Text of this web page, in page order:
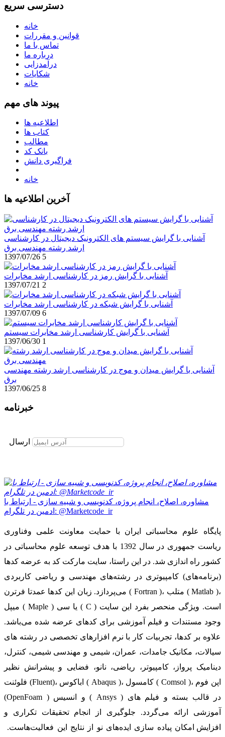
دسترسی سریع
خانه
قوانین و مقررات
تماس با ما
درباره ما
درآمدزایی
شکایات
خانه
پیوند های مهم
اطلاعیه ها
کتاب ها
مطالب
بانک کد
فراگیری دانش
خانه
آخرین اطلاعیه ها
آشنایی با گرایش سیستم های الکترونیک دیجیتال در کارشناسی
ارشد رشته مهندسی برق
1397/07/26 5
آشنایی با گرایش رمز در کارشناسی ارشد مخابرات
1397/07/21 2
آشنایی با گرایش شبکه در کارشناسی ارشد مخابرات
1397/07/09 6
آشنایی با گرایش کارشناسی ارشد مخابرات سیستم
1397/06/30 1
آشنایی با گرایش میدان و موج در کارشناسی ارشد رشته مهندسی
برق
1397/06/25 8
خبرنامه
ارسال
مشاوره، اصلاح، انجام پروژه، کدنویسی و شبیه سازی - ارتباط با
ادمین در تلگرام: @Marketcode_ir
پایگاه علوم محاسباتی ایران با حمایت معاونت علمی وفناوری
ریاست جمهوری در سال 1392 با هدف توسعه علوم محاسباتی در
کشور راه اندازی شد. در این راستا، سایت مارکت کد به عرضه کدها
(برنامه‌های) کامپیوتری در رشته‌های مهندسی و ریاضی کاربردی
می‌پردازد. زبان این کدها عمدتا فرترن ( Fortran )، متلب ( Matlab )،
میپل ( Maple ) یا سی ( C ) است. ویژگی منحصر بفرد این سایت
وجود مستندات و فیلم آموزشی برای کدهای عرضه شده می‌باشد.
علاوه بر کدها، تجربیات کار با نرم افزارهای تخصصی در رشته های
سیالات، مکانیک جامدات، عمران، شیمی و مهندسی شیمی، کنترل،
دینامیک پرواز، کامپیوتر، ریاضی، نانو، فضایی و پیشرانش نظیر
فلوئنت (Fluent)، اباکوس ( Abaqus )، کامسول ( Comsol )، اپن فوم
(OpenFoam ) و انسیس ( Ansys ) در قالب بسته‌ و فیلم های
آموزشی ارائه می‌گردد. جلوگیری از انجام تحقیقات تکراری و
افزایش امکان پیاده سازی ایده‌های نو از نتایج این فعالیت‌هاست.